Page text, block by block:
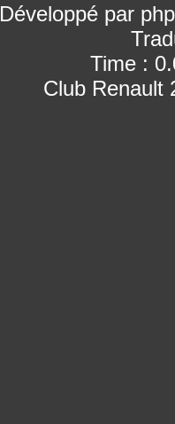
Développé par
Time :
Club Renault